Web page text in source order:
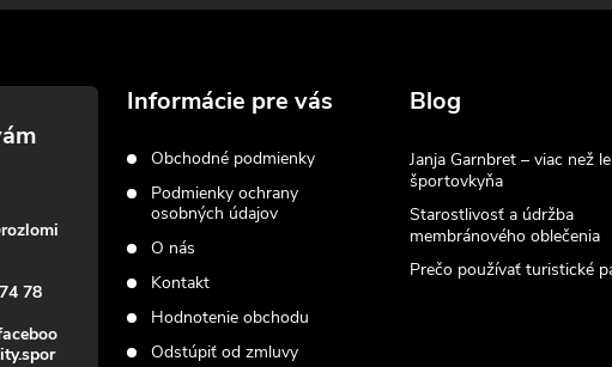
rozlomi
78
Informácie pre vás
Obchodné podmienky
Podmienky ochrany
osobných údajov
O nás
Kontakt
Hodnotenie obchodu
Odstúpiť od zmluvy
Blog
Janja Garnbret – viac než
športovkyňa
Starostlivosť a údržba
membránového oblečenia
Prečo používať turistické